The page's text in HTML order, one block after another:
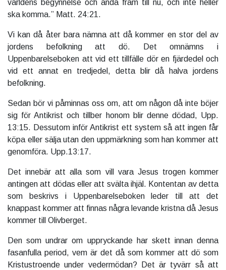
världens begynnelse och ända fram till nu, och inte heller
ska komma.” Matt. 24:21.
Vi kan då åter bara nämna att då kommer en stor del av
jordens befolkning att dö. Det omnämns i
Uppenbarelseboken att vid ett tillfälle dör en fjärdedel och
vid ett annat en tredjedel, detta blir då halva jordens
befolkning.
Sedan bör vi påminnas oss om, att om någon då inte böjer
sig för Antikrist och tillber honom blir denne dödad, Upp.
13:15. Dessutom inför Antikrist ett system så att ingen får
köpa eller sälja utan den uppmärkning som han kommer att
genomföra. Upp.13:17.
Det innebär att alla som vill vara Jesus trogen kommer
antingen att dödas eller att svälta ihjäl. Kontentan av detta
som beskrivs i Uppenbarelseboken leder till att det
knappast kommer att finnas några levande kristna då Jesus
kommer till Olivberget.
Den som undrar om uppryckande har skett innan denna
fasanfulla period, vem är det då som kommer att dö som
Kristustroende under vedermödan? Det är tyvärr så att